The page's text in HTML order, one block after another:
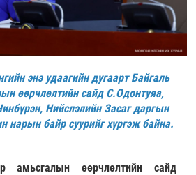
энэ удаагийн дугаарт Байгаль
өөрчлөлтийн сайд С.Одонтуяа,
Нийслэлийн Засаг даргын
нарын байр суурийг хүргэж байна.
амьсгалын өөрчлөлтийн сайд